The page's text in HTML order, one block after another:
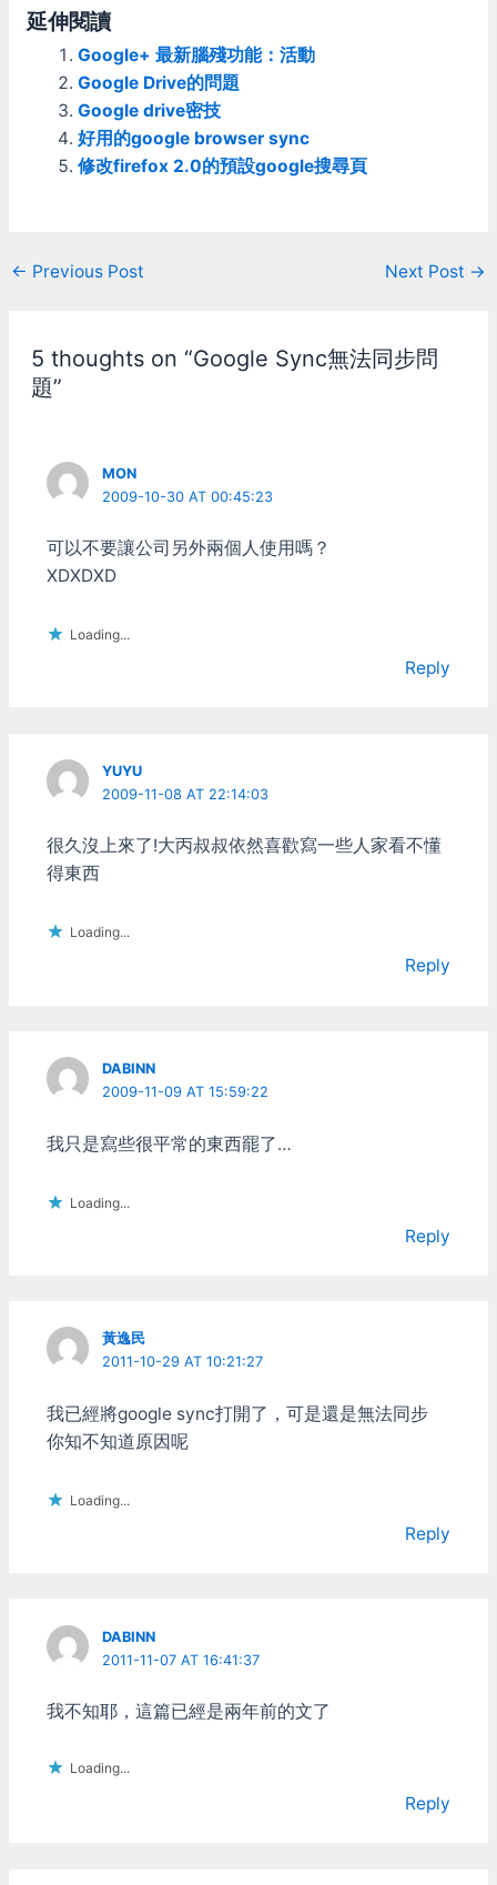
的功能是有，但大量檔案時
很難確定是不是把檔案都傳
好了，若傳到一半遇到斷線
的話麻煩就大了。 至於桌
面程式"Google Drive for
Windows"的部份，因為他
本來就只是個類似Dropbox
那樣的同步程式，不像百度
首先他不支援Symbolic
進去的話會直接掛掉，放
Softlink的話他第一次會乖
Symbolic link無法用，要拿
來當上傳/下載工具，唯一
錄指向別的地方。 還好
Google Drive的桌面程式可
在的時候，也會先進行比對
外還有個問題是，如果把同
步目錄指向一顆快滿的硬
式會抱怨"磁碟空間不足"而
拒絕同步。測試了一下發
現，要先把硬碟騰出1GB以
無論你要同步的檔案總容量
是多是少，甚至你根本沒選
延伸閱讀
Google+ 最新腦殘功能：活動
Google Drive的問題
Google drive密技
好用的google browser sync
修改firefox 2.0的預設google搜尋頁
Post
← Previous Post Next Post →
5 thoughts on “Google Sync無法同步問
題”
MON
2009-10-30 AT 00:45:23
可以不要讓公司另外兩個人使用嗎？
XDXDXD
Loading...
Reply
YUYU
2009-11-08 AT 22:14:03
很久沒上來了!大丙叔叔依然喜歡寫一些人家看不懂
得東西
Loading...
Reply
DABINN
2009-11-09 AT 15:59:22
我只是寫些很平常的東西罷了…
Loading...
Reply
黃逸民
2011-10-29 AT 10:21:27
我已經將google sync打開了，可是還是無法同步
你知不知道原因呢
Loading...
Reply
DABINN
2011-11-07 AT 16:41:37
我不知耶，這篇已經是兩年前的文了
Loading...
Reply